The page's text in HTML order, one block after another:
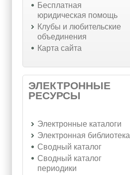
Бесплатная
юридическая помощь
Клубы и любительские
объединения
Карта сайта
ЭЛЕКТРОННЫЕ
РЕСУРСЫ
Электронные каталоги
Электронная библиотека
Сводный каталог
Сводный каталог
периодики